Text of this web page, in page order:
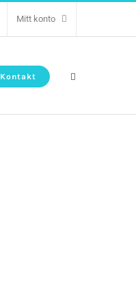
Mitt konto
Kontakt